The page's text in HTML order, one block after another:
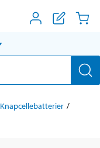
Knapcellebatterier